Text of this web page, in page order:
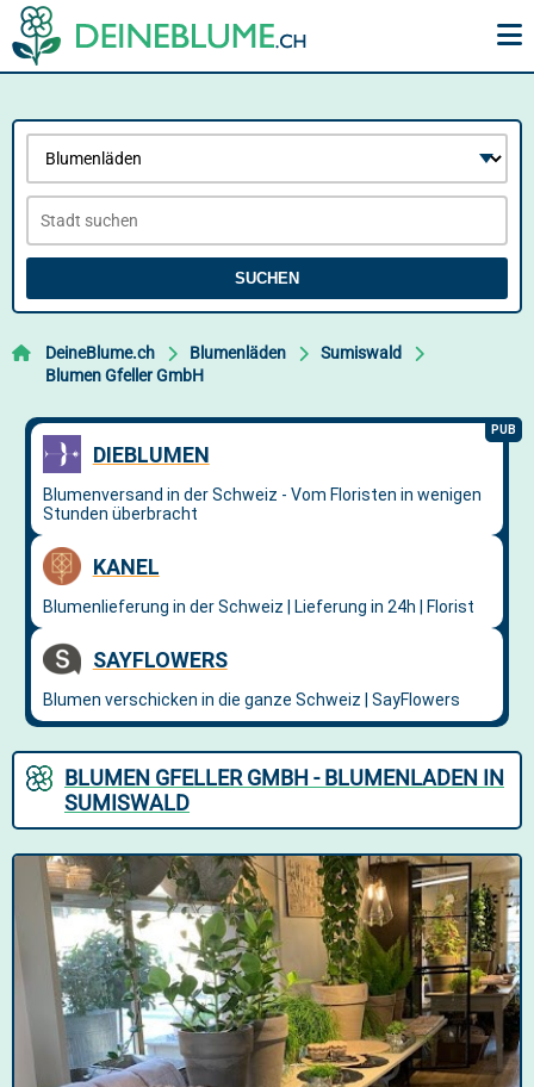
SUCHEN
DeineBlume.ch Blumenläden
Sumiswald
Blumen Gfeller GmbH
BLUMEN GFELLER GMBH - BLUMENLADEN IN
SUMISWALD